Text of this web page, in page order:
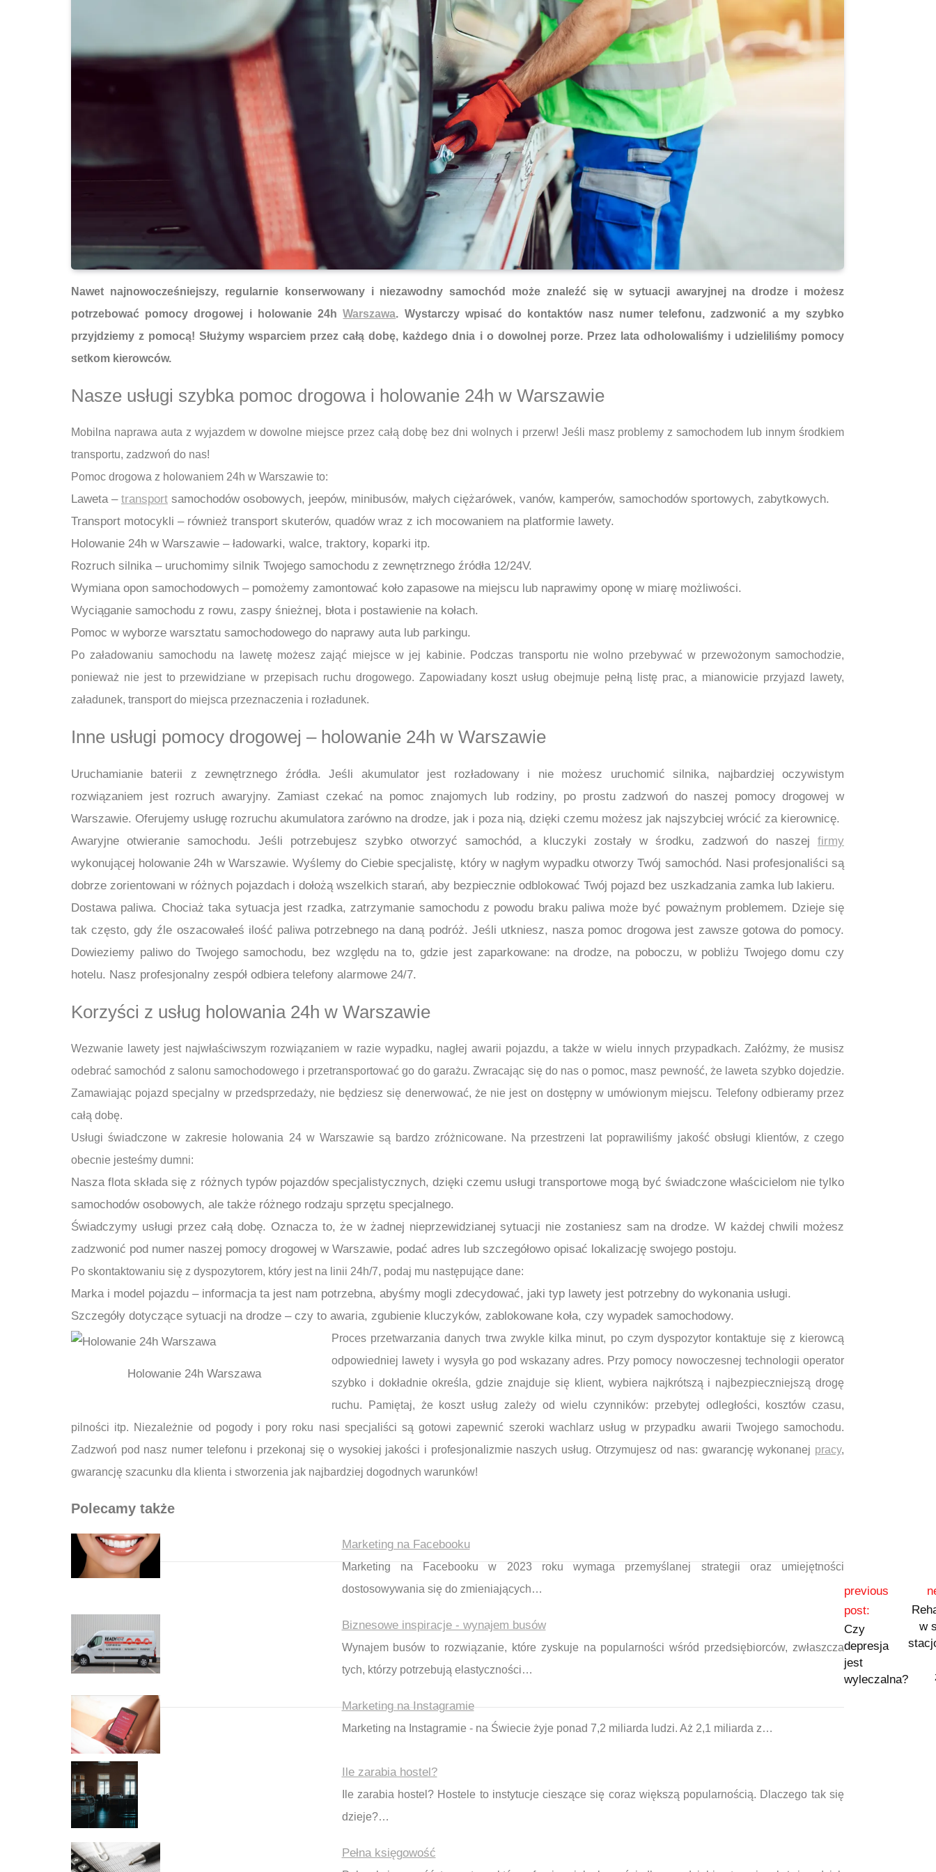
Nawet najnowocześniejszy, regularnie konserwowany i niezawodny samochód może znaleźć się w sytuacji awaryjnej na drodze i możesz
potrzebować pomocy drogowej i holowanie 24hWarszawa. Wystarczy wpisać do kontaktów nasz numer telefonu, zadzwonić a my szybko
przyjdziemy z pomocą! Służymy wsparciem przez całą dobę, każdego dnia i o dowolnej porze. Przez lata odholowaliśmy i udzieliliśmy pomocy
setkom kierowców.
Nasze usługi szybka pomoc drogowa i holowanie 24h w Warszawie
Mobilna naprawa auta z wyjazdem w dowolne miejsce przez całą dobę bez dni wolnych i przerw! Jeśli masz problemy z samochodem lub innym środkiem
transportu, zadzwoń do nas!
Pomoc drogowa z holowaniem 24h w Warszawie to:
Laweta – transport samochodów osobowych, jeepów, minibusów, małych ciężarówek, vanów, kamperów, samochodów sportowych, zabytkowych.
Transport motocykli – również transport skuterów, quadów wraz z ich mocowaniem na platformie lawety.
Holowanie 24h w Warszawie – ładowarki, walce, traktory, koparki itp.
Rozruch silnika – uruchomimy silnik Twojego samochodu z zewnętrznego źródła 12/24V.
Wymiana opon samochodowych – pomożemy zamontować koło zapasowe na miejscu lub naprawimy oponę w miarę możliwości.
Wyciąganie samochodu z rowu, zaspy śnieżnej, błota i postawienie na kołach.
Pomoc w wyborze warsztatu samochodowego do naprawy auta lub parkingu.
Po załadowaniu samochodu na lawetę możesz zająć miejsce w jej kabinie. Podczas transportu nie wolno przebywać w przewożonym samochodzie,
ponieważ nie jest to przewidziane w przepisach ruchu drogowego. Zapowiadany koszt usług obejmuje pełną listę prac, a mianowicie przyjazd lawety,
załadunek, transport do miejsca przeznaczenia i rozładunek.
Inne usługi pomocy drogowej – holowanie 24h w Warszawie
Uruchamianie baterii z zewnętrznego źródła. Jeśli akumulator jest rozładowany i nie możesz uruchomić silnika, najbardziej oczywistym
rozwiązaniem jest rozruch awaryjny. Zamiast czekać na pomoc znajomych lub rodziny, po prostu zadzwoń do naszej pomocy drogowej w
Warszawie. Oferujemy usługę rozruchu akumulatora zarówno na drodze, jak i poza nią, dzięki czemu możesz jak najszybciej wrócić za kierownicę.
Awaryjne otwieranie samochodu. Jeśli potrzebujesz szybko otworzyć samochód, a kluczyki zostały w środku, zadzwoń do naszej firmy
wykonującej holowanie 24h w Warszawie. Wyślemy do Ciebie specjalistę, który w nagłym wypadku otworzy Twój samochód. Nasi profesjonaliści są
dobrze zorientowani w różnych pojazdach i dołożą wszelkich starań, aby bezpiecznie odblokować Twój pojazd bez uszkadzania zamka lub lakieru.
Dostawa paliwa. Chociaż taka sytuacja jest rzadka, zatrzymanie samochodu z powodu braku paliwa może być poważnym problemem. Dzieje się
tak często, gdy źle oszacowałeś ilość paliwa potrzebnego na daną podróż. Jeśli utkniesz, nasza pomoc drogowa jest zawsze gotowa do pomocy.
Dowieziemy paliwo do Twojego samochodu, bez względu na to, gdzie jest zaparkowane: na drodze, na poboczu, w pobliżu Twojego domu czy
hotelu. Nasz profesjonalny zespół odbiera telefony alarmowe 24/7.
Korzyści z usług holowania 24h w Warszawie
Wezwanie lawety jest najwłaściwszym rozwiązaniem w razie wypadku, nagłej awarii pojazdu, a także w wielu innych przypadkach. Załóżmy, że musisz
odebrać samochód z salonu samochodowego i przetransportować go do garażu. Zwracając się do nas o pomoc, masz pewność, że laweta szybko dojedzie.
Zamawiając pojazd specjalny w przedsprzedaży, nie będziesz się denerwować, że nie jest on dostępny w umówionym miejscu. Telefony odbieramy przez
całą dobę.
Usługi świadczone w zakresie holowania 24 w Warszawie są bardzo zróżnicowane. Na przestrzeni lat poprawiliśmy jakość obsługi klientów, z czego
obecnie jesteśmy dumni:
Nasza flota składa się z różnych typów pojazdów specjalistycznych, dzięki czemu usługi transportowe mogą być świadczone właścicielom nie tylko
samochodów osobowych, ale także różnego rodzaju sprzętu specjalnego.
Świadczymy usługi przez całą dobę. Oznacza to, że w żadnej nieprzewidzianej sytuacji nie zostaniesz sam na drodze. W każdej chwili możesz
zadzwonić pod numer naszej pomocy drogowej w Warszawie, podać adres lub szczegółowo opisać lokalizację swojego postoju.
Po skontaktowaniu się z dyspozytorem, który jest na linii 24h/7, podaj mu następujące dane:
Marka i model pojazdu – informacja ta jest nam potrzebna, abyśmy mogli zdecydować, jaki typ lawety jest potrzebny do wykonania usługi.
Szczegóły dotyczące sytuacji na drodze – czy to awaria, zgubienie kluczyków, zablokowane koła, czy wypadek samochodowy.
Holowanie 24h Warszawa
Proces przetwarzania danych trwa zwykle kilka minut, po czym dyspozytor kontaktuje się z kierowcą
odpowiedniej lawety i wysyła go pod wskazany adres. Przy pomocy nowoczesnej technologii operator
szybko i dokładnie określa, gdzie znajduje się klient, wybiera najkrótszą i najbezpieczniejszą drogę
ruchu. Pamiętaj, że koszt usług zależy od wielu czynników: przebytej odległości, kosztów czasu,
pilności itp. Niezależnie od pogody i pory roku nasi specjaliści są gotowi zapewnić szeroki wachlarz usług w przypadku awarii Twojego samochodu.
Zadzwoń pod nasz numer telefonu i przekonaj się o wysokiej jakości i profesjonalizmie naszych usług. Otrzymujesz od nas: gwarancję wykonanej pracy,
gwarancję szacunku dla klienta i stworzenia jak najbardziej dogodnych warunków!
Polecamy także
Marketing na Facebooku
Marketing na Facebooku w 2023 roku wymaga przemyślanej strategii oraz umiejętności
dostosowywania się do zmieniających…
Biznesowe inspiracje - wynajem busów
Wynajem busów to rozwiązanie, które zyskuje na popularności wśród przedsiębiorców, zwłaszcza
tych, którzy potrzebują elastyczności…
Marketing na Instagramie
Marketing na Instagramie - na Świecie żyje ponad 7,2 miliarda ludzi. Aż 2,1 miliarda z…
Ile zarabia hostel?
Ile zarabia hostel? Hostele to instytucje cieszące się coraz większą popularnością. Dlaczego tak się
dzieje?…
Pełna księgowość
previous
post:
Czy
depresja
jest
wyleczalna?
w